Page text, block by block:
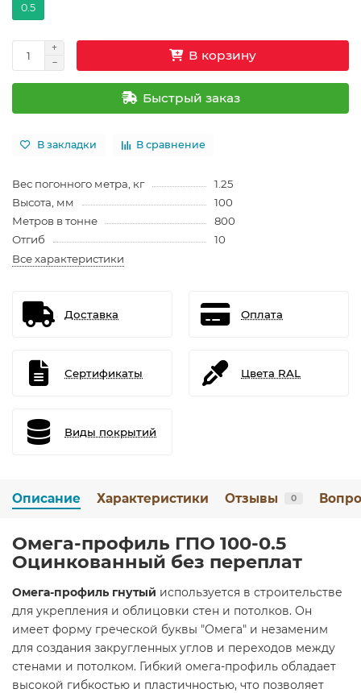
0.5
В корзину
Быстрый заказ
В закладки В сравнение
Вес погонного метра, кг
1.25
Высота, мм
100
Метров в тонне
800
Отгиб
10
Все характеристики
Доставка Оплата
Сертификаты Цвета RAL
Виды покрытий
Описание Характеристики Отзывы 0
Омега-профиль ГПО 100-0.5
Оцинкованный без переплат
Омега-профиль гнутый используется в строительстве
для укрепления и облицовки стен и потолков. Он
имеет форму греческой буквы "Омега" и незаменим
для создания закругленных углов и переходов между
стенами и потолком. Гибкий омега-профиль обладает
высокой гибкостью и пластичностью, что позволяет